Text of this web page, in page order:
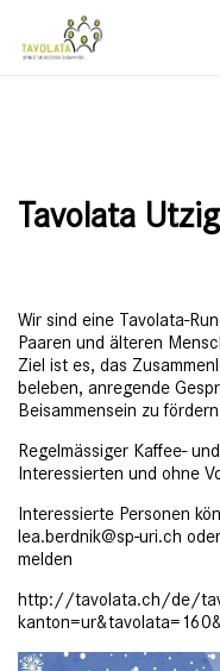
Tavolata
Wir sind eine Tavolata-
Paaren und älteren
Ziel ist es, das
beleben, anregende
Beisammensein zu
Regelmässiger Kaffee-
Interessierten und ohne
Interessierte Personen
lea.berdnik@sp-uri.ch
melden
http://tavolata.ch/de/